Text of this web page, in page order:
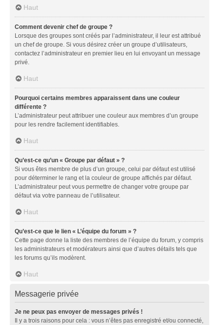
Haut
Comment devenir chef de groupe ?
Lorsque des groupes sont créés par l’administrateur, il leur est attribué
un chef de groupe. Si vous désirez créer un groupe d’utilisateurs,
contactez l’administrateur en premier lieu en lui envoyant un message
privé.
Haut
Pourquoi certains membres apparaissent dans une couleur
différente ?
L’administrateur peut attribuer une couleur aux membres d’un groupe
pour les rendre facilement identifiables.
Haut
Qu’est-ce qu’un « Groupe par défaut » ?
Si vous êtes membre de plus d’un groupe, celui par défaut est utilisé
pour déterminer le rang et la couleur de groupe affichés par défaut.
L’administrateur peut vous permettre de changer votre groupe par
défaut via votre panneau de l’utilisateur.
Haut
Qu’est-ce que le lien « L’équipe du forum » ?
Cette page donne la liste des membres de l’équipe du forum, y compris
les administrateurs et modérateurs ainsi que d’autres détails tels que
les forums qu’ils modèrent.
Haut
Messagerie privée
Je ne peux pas envoyer de messages privés !
Il y a trois raisons pour cela : vous n’êtes pas enregistré et/ou connecté,